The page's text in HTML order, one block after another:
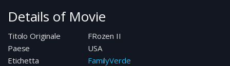
Details of Movie
Titolo Originale
FRozen II
Paese
USA
Etichetta
FamilyVerde